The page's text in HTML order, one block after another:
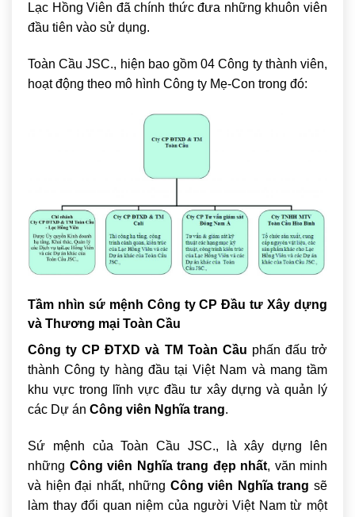
Lạc Hồng Viên đã chính thức đưa những khuôn viên
đầu tiên vào sử dụng.
Toàn Cầu JSC., hiện bao gồm 04 Công ty thành viên,
hoạt động theo mô hình Công ty Mẹ-Con trong đó:
Tầm nhìn sứ mệnh Công ty CP Đầu tư Xây dựng
và Thương mại Toàn Cầu
Công ty CP ĐTXD và TM Toàn Cầu phấn đấu trở
thành Công ty hàng đầu tại Việt Nam và mang tầm
khu vực trong lĩnh vực đầu tư xây dựng và quản lý
các Dự án Công viên Nghĩa trang.
Sứ mệnh của Toàn Cầu JSC., là xây dựng lên
những Công viên Nghĩa trang đẹp nhất, văn minh
và hiện đại nhất, những Công viên Nghĩa trang sẽ
làm thay đổi quan niệm của người Việt Nam từ một